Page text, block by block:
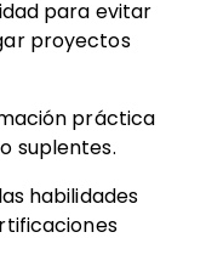
para evitar
proyectos
práctica
suplentes.
habilidades